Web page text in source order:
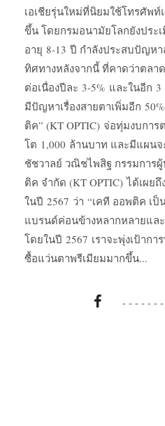
เอเชียรุ่นใหม่ที่นิยมใช้โทรศัพ
ขึ้น โดยกรมอนามัยโลกยังประ
อายุ 8-13 ปี กำลังประสบปัญห
ทิศทางหลังจากนี้ ที่คาดว่าตลา
ต่อเนื่องปีละ 3-5% และในอีก
มีปัญหาเรื่องสายตาเพิ่มอีก
ติค” (KT OPTIC) จ่อทุ่มงบกา
โต 1,000 ล้านบาท และมีแผน
ชัชวาลย์ วณิชไพสิฐ กรรมการ
ติค จำกัด (KT OPTIC) ได้เผ
ในปี 2567 ว่า “เคที ออพติค เ
แบรนด์ค่อนข้างหลากหลายแล
โดยในปี 2567 เราจะพุ่งเป้า
ซื้อแว่นตาพรีเมียมมากขึ้น...